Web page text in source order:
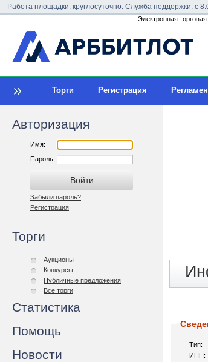
Работа площадки: круглосуточно. Служба поддержки: с
Электронная
Торги Регистрация
Авторизация
Имя:
Пароль:
Забыли пароль?
Регистрация
Торги
Аукционы
Конкурсы
Публичные предложения
Все торги
Статистика
Помощь
Новости
Тип:
ИНН: